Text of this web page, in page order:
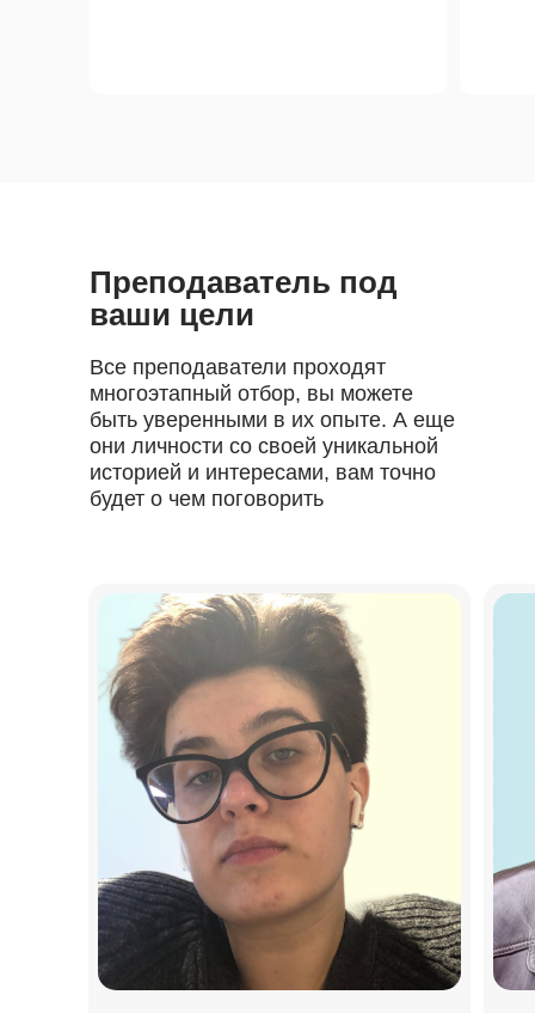
Преподаватель под
ваши цели
Все преподаватели проходят
многоэтапный отбор, вы можете
быть уверенными в их опыте. А еще
они личности со своей уникальной
историей и интересами, вам точно
будет о чем поговорить